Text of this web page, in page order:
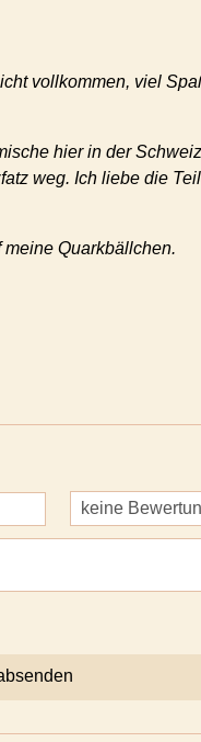
vollkommen, viel
hier in der
weg. Ich liebe die
Quarkbällchen.